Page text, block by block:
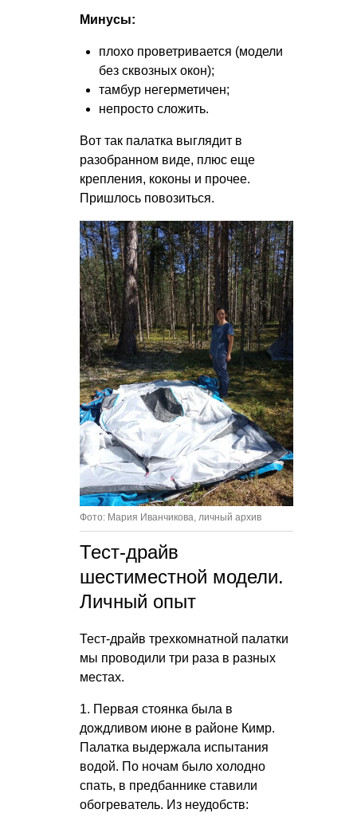
Минусы:
плохо проветривается (модели
без сквозных окон);
тамбур негерметичен;
непросто сложить.
Вот так палатка выглядит в
разобранном виде, плюс еще
крепления, коконы и прочее.
Пришлось повозиться.
Фото: Мария Иванчикова, личный архив
Тест-драйв
шестиместной модели.
Личный опыт
Тест-драйв трехкомнатной палатки
мы проводили три раза в разных
местах.
1. Первая стоянка была в
дождливом июне в районе Кимр.
Палатка выдержала испытания
водой. По ночам было холодно
спать, в предбаннике ставили
обогреватель. Из неудобств: